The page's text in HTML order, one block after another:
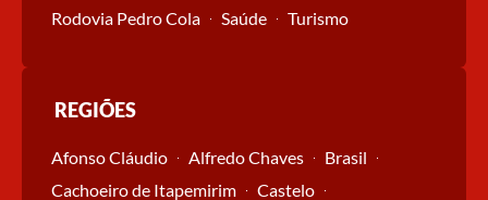
Rodovia Pedro Cola
Saúde Turismo
REGIÕES
Afonso Cláudio Alfredo Chaves
Brasil
Cachoeiro de Itapemirim
Castelo